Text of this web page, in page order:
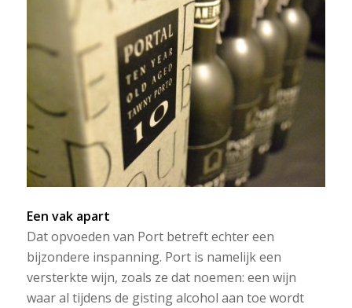
Een vak apart
Dat opvoeden van Port betreft echter een
bijzondere inspanning. Port is namelijk een
versterkte wijn, zoals ze dat noemen: een wijn
waar al tijdens de gisting alcohol aan toe wordt